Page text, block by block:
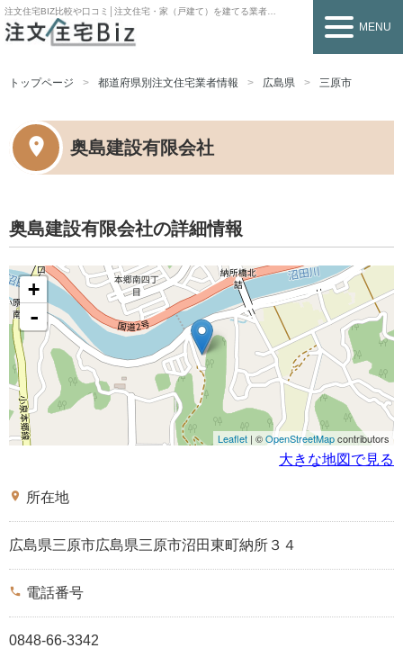
注文住宅BIZ比較や口コミ│注文住宅・家（戸建て）を建てる業者を探すなら
MENU
トップページ 都道府県別注文住宅業者情報 広島県 三原市
奥島建設有限会社
奥島建設有限会社の詳細情報
+
-
Leaflet | ©OpenStreetMapcontributors
大きな地図で見る
place 所在地
広島県三原市広島県三原市沼田東町納所３４
phone 電話番号
0848-66-3342